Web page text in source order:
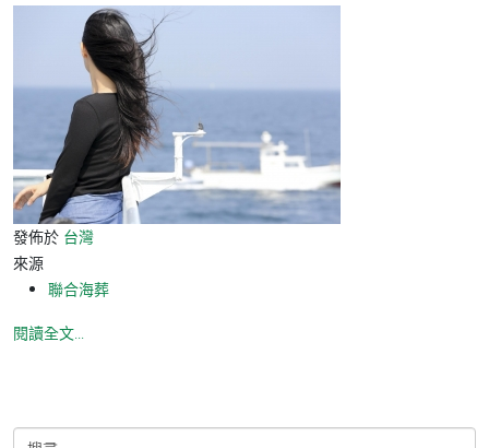
發佈於 台灣
來源
聯合海葬
閱讀全文...